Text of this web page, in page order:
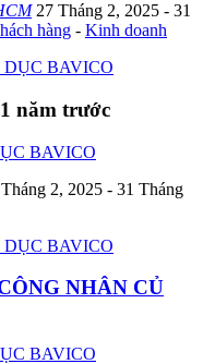
27 Tháng 2, 2025 - 31
hàng - Kinh doanh
1 năm trước
BAVICO
2, 2025 - 31 Tháng
NHÂN CỦ
BAVICO